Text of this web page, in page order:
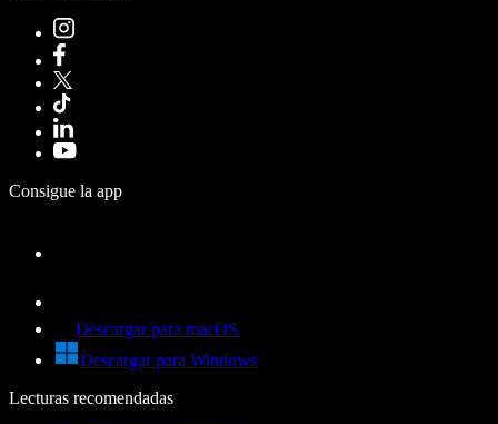
Consigue la app
Descargar para macOS
Descargar para Windows
Lecturas recomendadas